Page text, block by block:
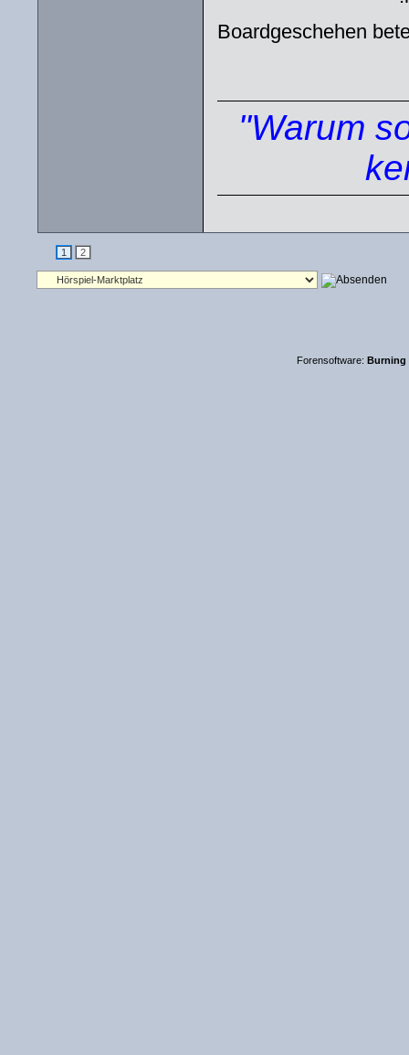
Boardgeschehen
"Warum
1 2
Forensoftware: Burning